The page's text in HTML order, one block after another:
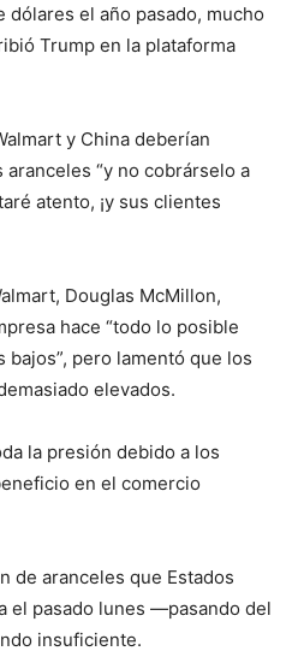
el año pasado, mucho
Trump en la plataforma
y China deberían
aranceles “y no cobrárselo a
atento, ¡y sus clientes
Douglas McMillon,
hace “todo lo posible
pero lamentó que los
elevados.
la presión debido a los
en el comercio
de aranceles que Estados
el pasado lunes —pasando del
insuficiente.